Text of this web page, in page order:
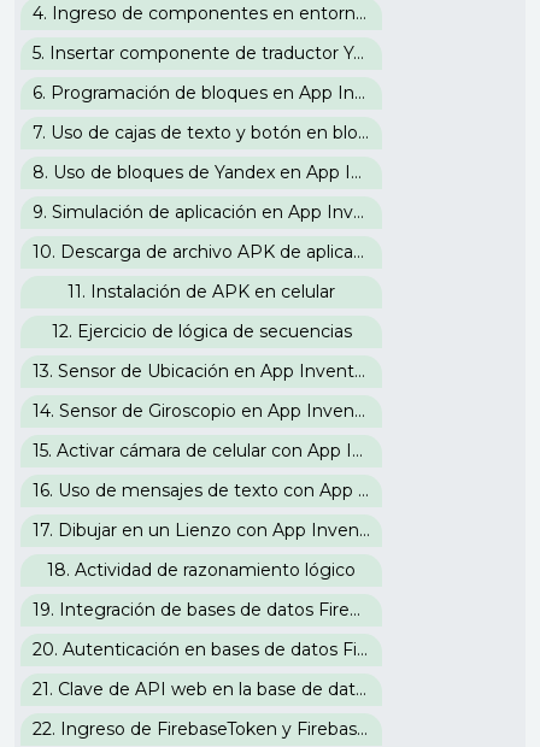
4. Ingreso de componentes en entorno visual de App Inventor
5. Insertar componente de traductor Yandex en App Inventor
6. Programación de bloques en App Inventor
7. Uso de cajas de texto y botón en bloques de App Inventor
8. Uso de bloques de Yandex en App Inventor
9. Simulación de aplicación en App Inventor
10. Descarga de archivo APK de aplicación en App Inventor
11. Instalación de APK en celular
12. Ejercicio de lógica de secuencias
13. Sensor de Ubicación en App Inventor
14. Sensor de Giroscopio en App Inventor
15. Activar cámara de celular con App Inventor
16. Uso de mensajes de texto con App Inventor
17. Dibujar en un Lienzo con App Inventor
18. Actividad de razonamiento lógico
19. Integración de bases de datos Firebase con App Inventor
20. Autenticación en bases de datos Firebase
21. Clave de API web en la base de datos Firebase
22. Ingreso de FirebaseToken y FirebaseURL